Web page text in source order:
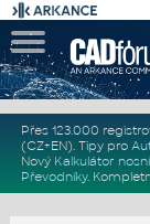
Přes 123.000
(CZ+EN). Tipy pro
Nový Kalkulátor
Převodníky.